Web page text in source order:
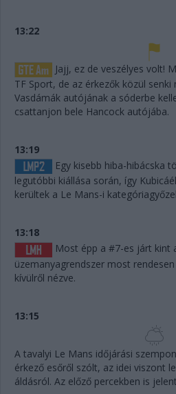
13:22
Jajj, ez de veszélyes volt!
TF Sport, de az érkezők közül senki
Vasdámák autójának a sóderbe
csattanjon bele Hancock autójába.
13:19
Egy kisebb hiba-hibácska
legutóbbi kiállása során, így
kerültek a Le Mans-i
13:18
Most épp a #7-es járt kint
üzemanyagrendszer most
kívülről nézve.
13:15
A tavalyi Le Mans időjárási
érkező esőről szólt, az idei viszont
áldásról. Az előző percekben is